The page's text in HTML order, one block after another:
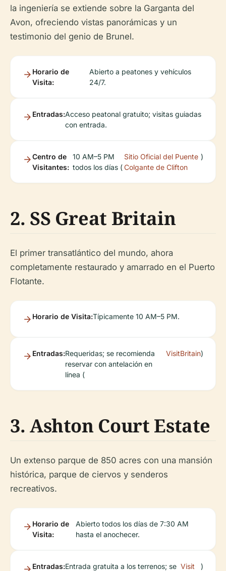
la ingeniería se extiende sobre la Garganta del
Avon, ofreciendo vistas panorámicas y un
testimonio del genio de Brunel.
Horario de
Visita:
Abierto a peatones y vehículos
24/7.
Entradas:Acceso peatonal gratuito; visitas guiadas
con entrada.
Centro de
Visitantes:
10 AM–5 PM
todos los días (
Sitio Oficial del Puente
Colgante de Clifton
)
2. SS Great Britain
El primer transatlántico del mundo, ahora
completamente restaurado y amarrado en el Puerto
Flotante.
Horario de Visita:Típicamente 10 AM–5 PM.
Entradas:Requeridas; se recomienda
reservar con antelación en
línea (
VisitBritain)
3. Ashton Court Estate
Un extenso parque de 850 acres con una mansión
histórica, parque de ciervos y senderos
recreativos.
Horario de
Visita:
Abierto todos los días de 7:30 AM
hasta el anochecer.
Entradas:Entrada gratuita a los terrenos; se Visit
)